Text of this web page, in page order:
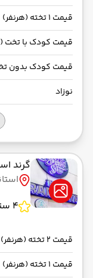
قیمت 1 تخته (هرنفر)
قیمت کودک با تخت
قیمت کودک بدون
نوزاد
گرند
4 ستاره
قیمت 2 تخته (هرنفر)
قیمت 1 تخته (هرنفر)